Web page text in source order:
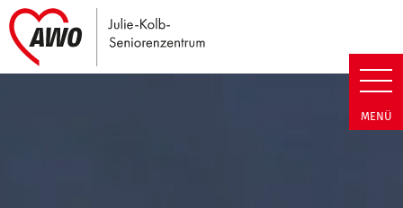
Julie-Kolb-Seniorenzentrum |
MENÜ